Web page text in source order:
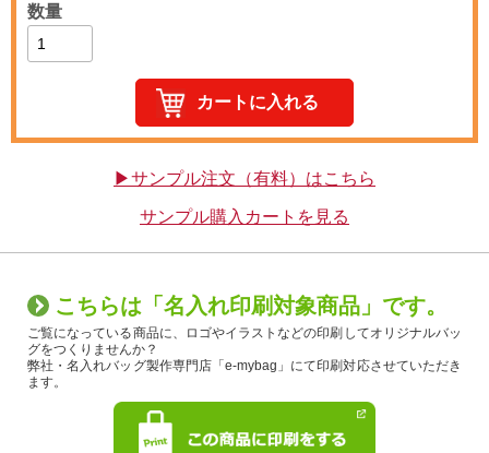
数量
▶サンプル注文（有料）はこちら
サンプル購入カートを見る
こちらは「名入れ印刷対象商品」です。
ご覧になっている商品に、ロゴやイラストなどの印刷してオリジナルバッ
グをつくりませんか？
弊社・名入れバッグ製作専門店「e-mybag」にて印刷対応させていただき
ます。